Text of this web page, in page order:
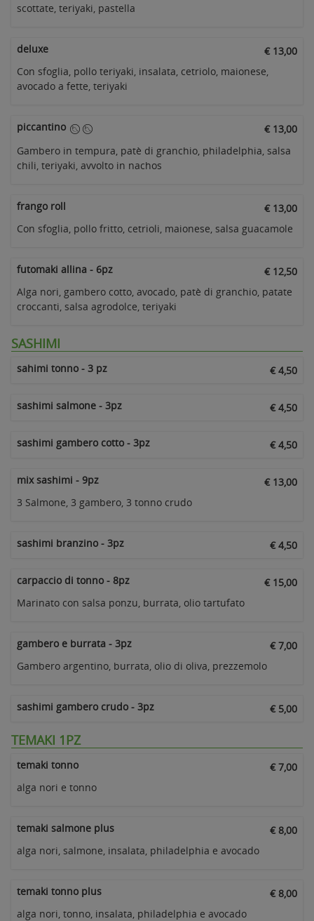
scottate, teriyaki, pastella
deluxe
€ 13,00
Con sfoglia, pollo teriyaki, insalata, cetriolo, maionese,
avocado a fette, teriyaki
piccantino
€ 13,00
Gambero in tempura, patè di granchio, philadelphia, salsa
chili, teriyaki, avvolto in nachos
frango roll
€ 13,00
Con sfoglia, pollo fritto, cetrioli, maionese, salsa guacamole
futomaki allina - 6pz
€ 12,50
Alga nori, gambero cotto, avocado, patè di granchio, patate
croccanti, salsa agrodolce, teriyaki
SASHIMI
sahimi tonno - 3 pz € 4,50
sashimi salmone - 3pz € 4,50
sashimi gambero cotto - 3pz € 4,50
mix sashimi - 9pz
€ 13,00
3 Salmone, 3 gambero, 3 tonno crudo
sashimi branzino - 3pz € 4,50
carpaccio di tonno - 8pz
€ 15,00
Marinato con salsa ponzu, burrata, olio tartufato
gambero e burrata - 3pz
€ 7,00
Gambero argentino, burrata, olio di oliva, prezzemolo
sashimi gambero crudo - 3pz € 5,00
TEMAKI 1PZ
temaki tonno
€ 7,00
alga nori e tonno
temaki salmone plus
€ 8,00
alga nori, salmone, insalata, philadelphia e avocado
temaki tonno plus
€ 8,00
alga nori, tonno, insalata, philadelphia e avocado